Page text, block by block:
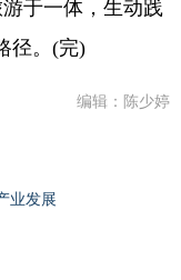
于一体，生动践
径。(完)
编辑：陈少婷
业发展